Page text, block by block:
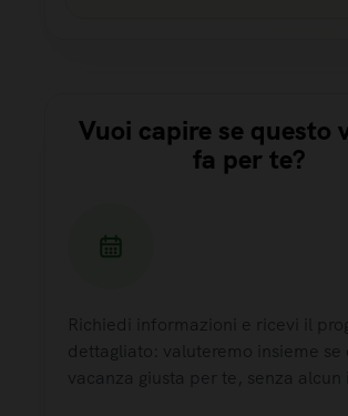
Vuoi capire se questo
fa per te?
Richiedi informazioni e ricevi il
dettagliato: valuteremo insieme se
vacanza giusta per te, senza alcun